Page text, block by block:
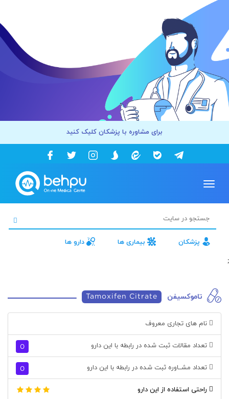
برای مشاوره با پزشکان کلیک کنید
Toggle
پزشکان بیماری ها دارو ها
;
تاموکسیفن Tamoxifen Citrate
نام های تجاری معروف
تعداد مقالات ثبت شده در رابطه با این دارو 0
تعداد مشــاوره ثبت شده در رابطه با این دارو 0
راحتی استفاده از این دارو